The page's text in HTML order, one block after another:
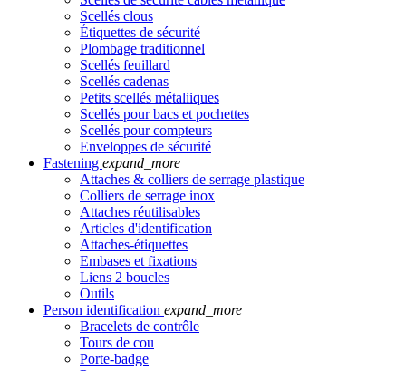
Scellés clous
Étiquettes de sécurité
Plombage traditionnel
Scellés feuillard
Scellés cadenas
Petits scellés métaliiques
Scellés pour bacs et pochettes
Scellés pour compteurs
Enveloppes de sécurité
Fastening expand_more
Attaches & colliers de serrage plastique
Colliers de serrage inox
Attaches réutilisables
Articles d'identification
Attaches-étiquettes
Embases et fixations
Liens 2 boucles
Outils
Person identification expand_more
Bracelets de contrôle
Tours de cou
Porte-badge